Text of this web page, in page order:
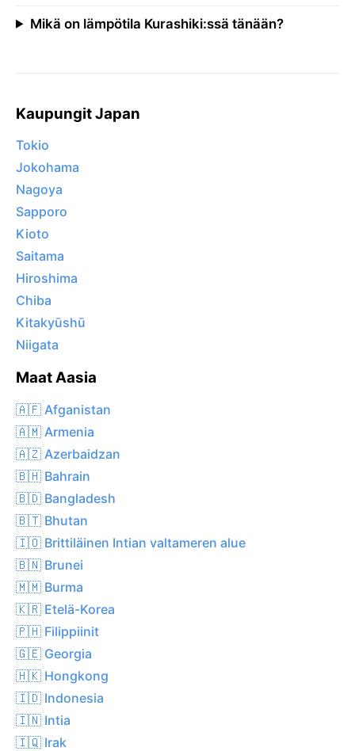
Mikä on lämpötila Kurashiki:ssä tänään?
Kaupungit Japan
Tokio
Jokohama
Nagoya
Sapporo
Kioto
Saitama
Hiroshima
Chiba
Kitakyūshū
Niigata
Maat Aasia
🇦🇫 Afganistan
🇦🇲 Armenia
🇦🇿 Azerbaidzan
🇧🇭 Bahrain
🇧🇩 Bangladesh
🇧🇹 Bhutan
🇮🇴 Brittiläinen Intian valtameren alue
🇧🇳 Brunei
🇲🇲 Burma
🇰🇷 Etelä-Korea
🇵🇭 Filippiinit
🇬🇪 Georgia
🇭🇰 Hongkong
🇮🇩 Indonesia
🇮🇳 Intia
🇮🇶 Irak